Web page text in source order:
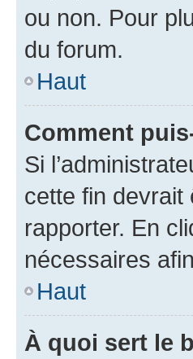
ou non. Pour
du forum.
Haut
Comment
Si
cette fin devrait
rapporter. En
nécessaires
Haut
À quoi sert le